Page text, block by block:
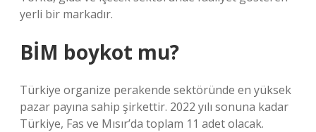
yerli bir markadır.
BİM boykot mu?
Türkiye organize perakende sektöründe en yüksek
pazar payına sahip şirkettir. 2022 yılı sonuna kadar
Türkiye, Fas ve Mısır’da toplam 11 adet olacak.